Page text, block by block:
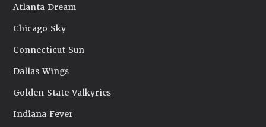
Atlanta Dream
Chicago Sky
Connecticut Sun
Dallas Wings
Golden State Valkyries
Indiana Fever